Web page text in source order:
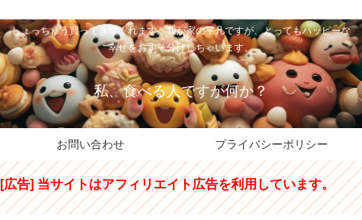
しょっちゅう買ってきてくれます。我が家の平凡ですが、とってもハッピーな
幸せをおすそ分けしちゃいます。
私、食べる人ですが何か？
お問い合わせ プライバシーポリシー
[広告] 当サイトはアフィリエイト広告を利用しています。